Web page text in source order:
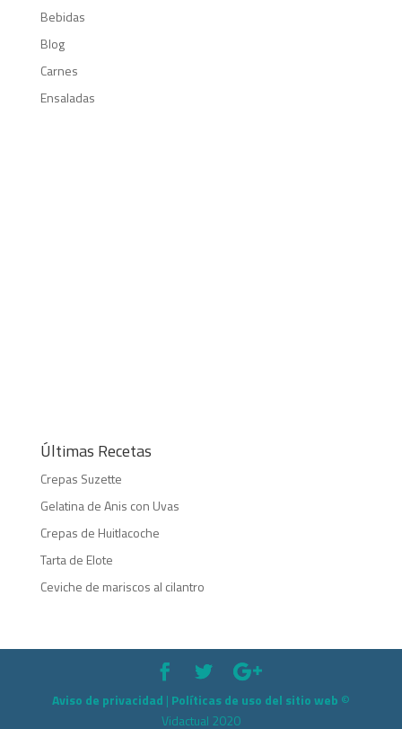
Bebidas
Blog
Carnes
Ensaladas
Últimas Recetas
Crepas Suzette
Gelatina de Anis con Uvas
Crepas de Huitlacoche
Tarta de Elote
Ceviche de mariscos al cilantro
Aviso de privacidad | Políticas de uso del sitio web ©
Vidactual 2020